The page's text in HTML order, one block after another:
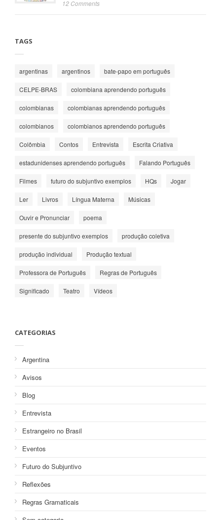
12 Comments
TAGS
argentinas argentinos bate-papo em português
CELPE-BRAS colombiana aprendendo português
colombianas colombianas aprendendo português
colombianos colombianos aprendendo português
Colômbia Contos Entrevista Escrita Criativa
estadunidenses aprendendo português Falando Português
Filmes futuro do subjuntivo exemplos HQs Jogar
Ler Livros Língua Materna Músicas
Ouvir e Pronunciar poema
presente do subjuntivo exemplos produção coletiva
produção individual Produção textual
Professora de Português Regras de Português
Significado Teatro Vídeos
CATEGORIAS
Argentina
Avisos
Blog
Entrevista
Estrangeiro no Brasil
Eventos
Futuro do Subjuntivo
Reflexões
Regras Gramaticais